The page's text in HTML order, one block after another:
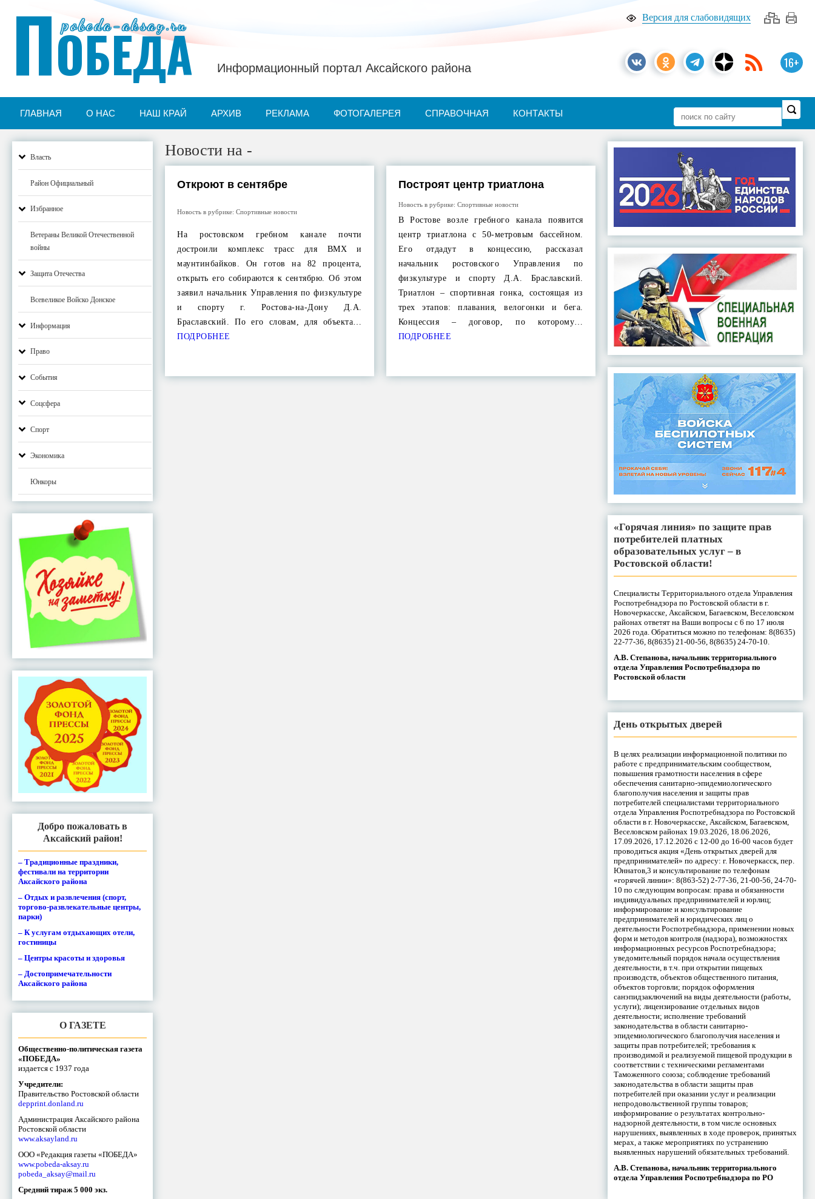
Версия для слабовидящих
16+
pobeda-aksay.ru
ПОБЕДА Информационный портал Аксайского района
ГЛАВНАЯ О НАС НАШ КРАЙ АРХИВ РЕКЛАМА ФОТОГАЛЕРЕЯ СПРАВОЧНАЯ КОНТАКТЫ
Власть
Район Официальный
Избранное
Ветераны Великой Отечественной
войны
Защита Отечества
Всевеликое Войско Донское
Информация
Право
События
Соцсфера
Спорт
Экономика
Юнкоры
Добро пожаловать в
Аксайский район!
– Традиционные праздники,
фестивали на территории
Аксайского района
– Отдых и развлечения (спорт,
торгово-развлекательные центры,
парки)
– К услугам отдыхающих отели,
гостиницы
– Центры красоты и здоровья
– Достопримечательности
Аксайского района
О ГАЗЕТЕ
Общественно-политическая газета
«ПОБЕДА»
издается с 1937 года
Учредители:
Правительство Ростовской области
depprint.donland.ru
Администрация Аксайского района
Ростовской области
www.aksayland.ru
ООО «Редакция газеты «ПОБЕДА»
www.pobeda-aksay.ru
pobeda_aksay@mail.ru
Средний тираж 5 000 экз.
Новости на -
Откроют в сентябре
Новость в рубрике:Спортивные новости
На ростовском гребном канале почти
достроили комплекс трасс для BMX и
маунтинбайков. Он готов на 82 процента,
открыть его собираются к сентябрю. Об этом
заявил начальник Управления по физкультуре
и спорту г. Ростова-на-Дону Д.А.
Браславский. По его словам, для объекта…
ПОДРОБНЕЕ
Построят центр триатлона
Новость в рубрике: Спортивные новости
В Ростове возле гребного канала появится
центр триатлона с 50-метровым бассейном.
Его отдадут в концессию, рассказал
начальник ростовского Управления по
физкультуре и спорту Д.А. Браславский.
Триатлон – спортивная гонка, состоящая из
трех этапов: плавания, велогонки и бега.
Концессия – договор, по которому…
ПОДРОБНЕЕ
«Горячая линия» по защите прав
потребителей платных
образовательных услуг – в
Ростовской области!
Специалисты Территориального отдела Управления
Роспотребнадзора по Ростовской области в г.
Новочеркасске, Аксайском, Багаевском, Веселовском
районах ответят на Ваши вопросы с 6 по 17 июля
2026 года. Обратиться можно по телефонам: 8(8635)
22-77-36, 8(8635) 21-00-56, 8(8635) 24-70-10.
А.В. Степанова, начальник территориального
отдела Управления Роспотребнадзора по
Ростовской области
День открытых дверей
В целях реализации информационной политики по
работе с предпринимательским сообществом,
повышения грамотности населения в сфере
обеспечения санитарно-эпидемиологического
благополучия населения и защиты прав
потребителей специалистами территориального
отдела Управления Роспотребнадзора по Ростовской
области в г. Новочеркасске, Аксайском, Багаевском,
Веселовском районах 19.03.2026, 18.06.2026,
17.09.2026, 17.12.2026 с 12-00 до 16-00 часов будет
проводиться акция «День открытых дверей для
предпринимателей» по адресу: г. Новочеркасск, пер.
Юннатов,3 и консультирование по телефонам
«горячей линии»: 8(863-52) 2-77-36, 21-00-56, 24-70-
10 по следующим вопросам: права и обязанности
индивидуальных предпринимателей и юрлиц;
информирование и консультирование
предпринимателей и юридических лиц о
деятельности Роспотребнадзора, применении новых
форм и методов контроля (надзора), возможностях
информационных ресурсов Роспотребнадзора;
уведомительный порядок начала осуществления
деятельности, в т.ч. при открытии пищевых
производств, объектов общественного питания,
объектов торговли; порядок оформления
санэпидзаключений на виды деятельности (работы,
услуги); лицензирование отдельных видов
деятельности; исполнение требований
законодательства в области санитарно-
эпидемиологического благополучия населения и
защиты прав потребителей; требования к
производимой и реализуемой пищевой продукции в
соответствии с техническими регламентами
Таможенного союза; соблюдение требований
законодательства в области защиты прав
потребителей при оказании услуг и реализации
непродовольственной группы товаров;
информирование о результатах контрольно-
надзорной деятельности, в том числе основных
нарушениях, выявленных в ходе проверок, принятых
мерах, а также мероприятиях по устранению
выявленных нарушений обязательных требований.
А.В. Степанова, начальник территориального
отдела Управления Роспотребнадзора по РО